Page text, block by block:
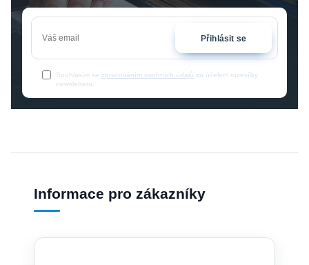
Přihlásit se
Souhlasím se zpracováním osobních údajů za účelem rozesílky
newsletteru.
Informace pro zákazníky